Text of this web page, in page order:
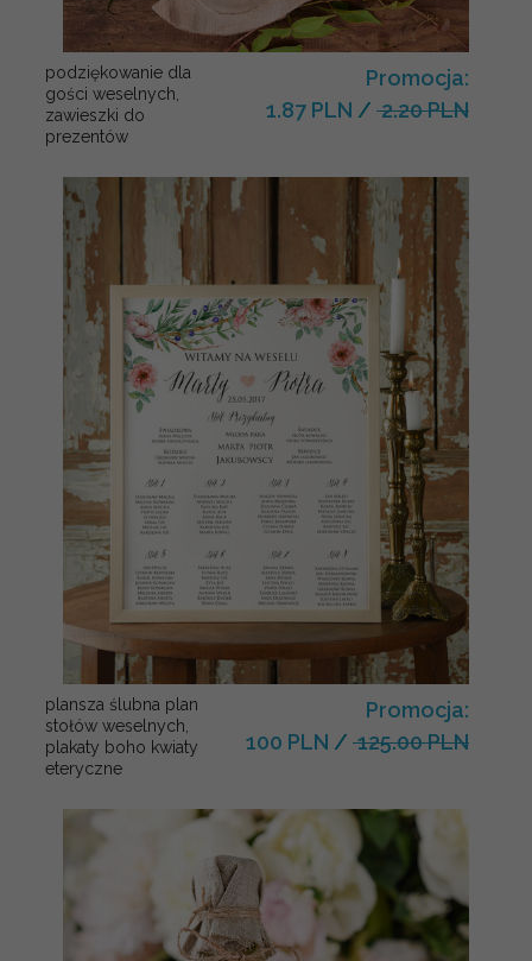
podziękowanie dla
gości weselnych,
zawieszki do
prezentów
Promocja:
1.87 PLN / 2.20 PLN
plansza ślubna plan
stołów weselnych,
plakaty boho kwiaty
eteryczne
Promocja:
100 PLN / 125.00 PLN